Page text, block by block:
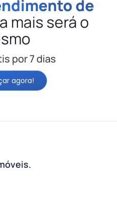
de
mais será o
por 7 dias
agora!